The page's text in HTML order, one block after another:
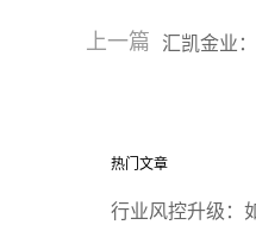
上一篇 汇凯金业
热门文章
行业风控升级：